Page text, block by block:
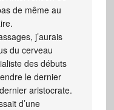
de même au
j’aurais
du cerveau
des débuts
le dernier
aristocrate.
d’une